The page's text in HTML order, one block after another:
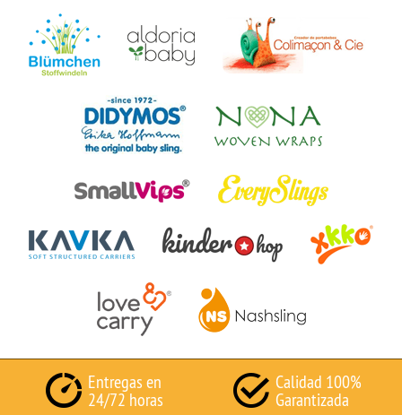
Entregas en
24/72 horas
Calidad 100%
Garantizada